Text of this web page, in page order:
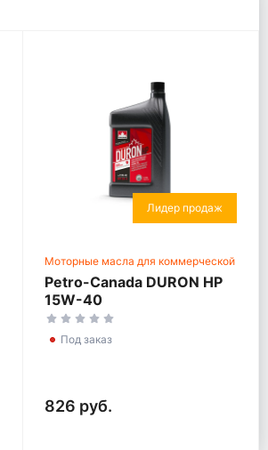
Лидер продаж
Моторные масла для коммерческой
техники
Petro-Canada DURON HP
15W-40
Под заказ
826 руб.